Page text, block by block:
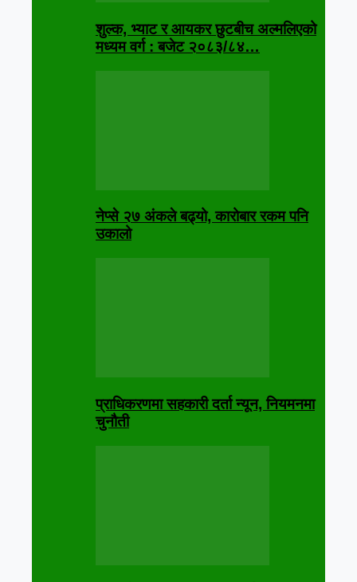
शुल्क, भ्याट र आयकर छुटबीच अल्मलिएको
मध्यम वर्ग : बजेट २०८३/८४…
नेप्से २७ अंकले बढ्यो, कारोबार रकम पनि
उकालो
प्राधिकरणमा सहकारी दर्ता न्यून, नियमनमा
चुनौती